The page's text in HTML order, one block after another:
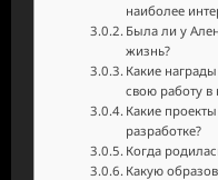
наиболее
Была ли у
жизнь?
Какие
свою работу в
Какие
разработке?
Когда
Какую